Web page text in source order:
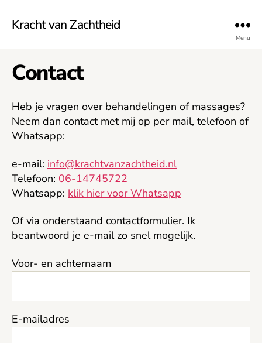
Kracht van Zachtheid
Menu
Contact
Heb je vragen over behandelingen of massages?
Neem dan contact met mij op per mail, telefoon of
Whatsapp:
e-mail: info@krachtvanzachtheid.nl
Telefoon: 06-14745722
Whatsapp: klik hier voor Whatsapp
Of via onderstaand contactformulier. Ik
beantwoord je e-mail zo snel mogelijk.
Voor- en achternaam
E-mailadres